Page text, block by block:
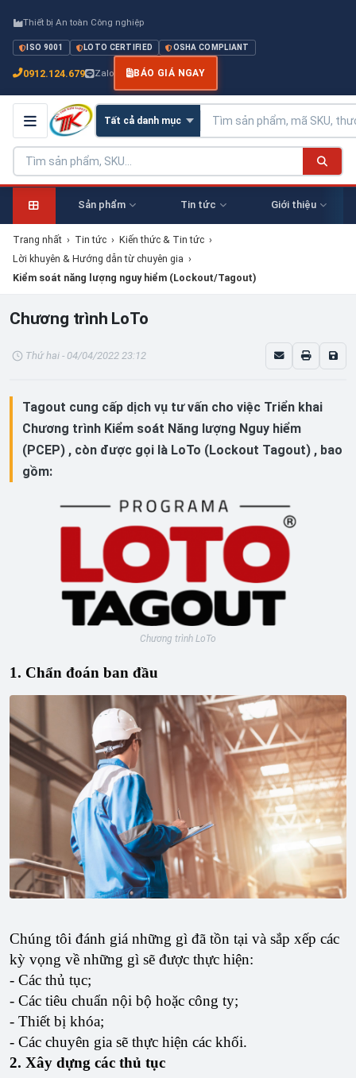
Thiết bị An toàn Công nghiệp
ISO 9001 LOTO CERTIFIED OSHA COMPLIANT
0912.124.679 Zalo BÁO GIÁ NGAY
Sản phẩm Tin tức Giới thiệu
Trang nhất › Tin tức › Kiến thức & Tin tức ›
Lời khuyên & Hướng dẫn từ chuyên gia ›
Kiểm soát năng lượng nguy hiểm (Lockout/Tagout)
Chương trình LoTo
Thứ hai - 04/04/2022 23:12
Tagout cung cấp dịch vụ tư vấn cho việc Triển khai
Chương trình Kiểm soát Năng lượng Nguy hiểm
(PCEP) , còn được gọi là LoTo (Lockout Tagout) , bao
gồm:
Chương trình LoTo
1. Chẩn đoán ban đầu
Chúng tôi đánh giá những gì đã tồn tại và sắp xếp các
kỳ vọng về những gì sẽ được thực hiện:
- Các thủ tục;
- Các tiêu chuẩn nội bộ hoặc công ty;
- Thiết bị khóa;
- Các chuyên gia sẽ thực hiện các khối.
2. Xây dựng các thủ tục